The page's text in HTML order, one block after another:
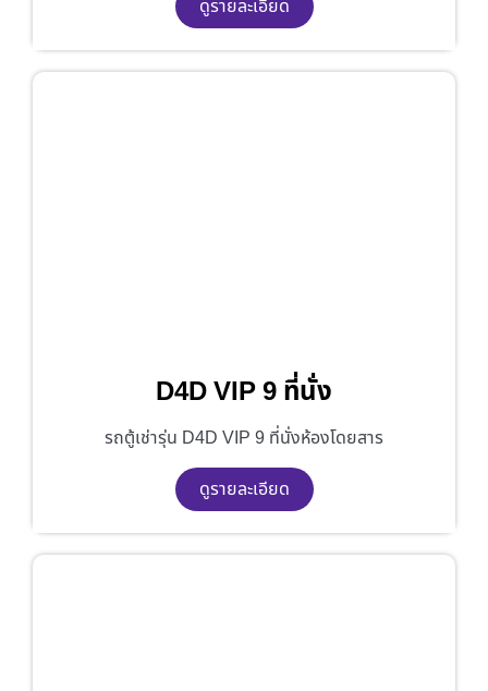
ดูรายละเอียด
D4D VIP 9 ที่นั่ง
รถตู้เช่ารุ่น D4D VIP 9 ที่นั่งห้องโดยสาร
ดูรายละเอียด